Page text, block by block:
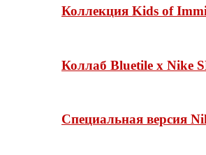
Коллекция Kids of
Коллаб Bluetile x Nike
Специальная версия